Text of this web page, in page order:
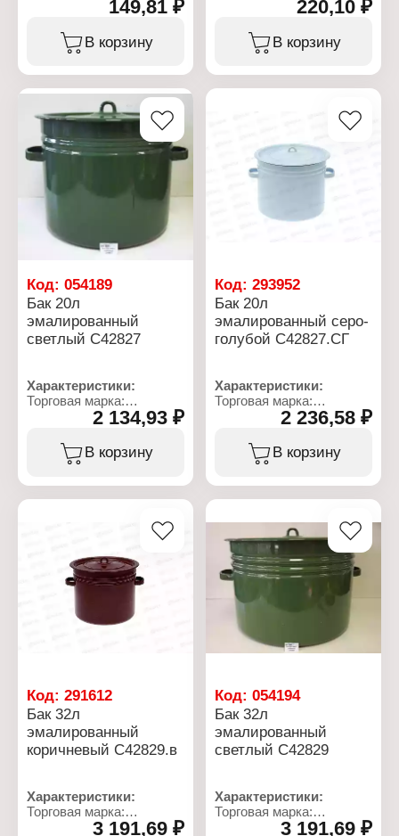
Артикул: NE80-145
Тип товара: Коврик для
выпечки
Вариация:
Размер: 25х33 см
Использование:
многоразовый
Материал: тефлон,
стекловолокно
использования: до +260
149,81 ₽
В корзину
Артикул: NE80-142
Тип товара: Коврик для
выпечки
Вариация:
Материал: тефлон,
стекловолокно
Температура
220,10 ₽
В корзину
Код: 054189
Бак 20л
эмалированный
светлый С42827
Характеристики:
Торговая марка:
СтальЭмаль
Тип товара: Бак
Покрытие:
Высота (без крышки): 27
Высота: 30 см
Диаметр: 32 см
Цвет эмали внешний: в
2 134,93 ₽
В корзину
Код:293952
Бак 20л
эмалированный серо-
голубой С42827.СГ
Характеристики:
Торговая марка:
СтальЭмаль
Артикул: С42827.СГ
Тип товара: Бак
Покрытие:
Высота (с крышкой): 30
см
Диаметр: 32 см
Ширина (с ручками): 41
см
Цвет: серо-голубой
Объем: 20 л
Декор: без декора
2 236,58 ₽
В корзину
Код: 291612
Бак 32л
эмалированный
коричневый С42829.в
Характеристики:
Торговая марка:
СтальЭмаль3 191,69 ₽
Код:054194
Бак 32л
эмалированный
светлый С42829
Характеристики:
Торговая марка:
СтальЭмаль3 191,69 ₽